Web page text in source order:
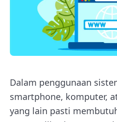
Dalam penggunaan
smartphone, komputer,
yang lain pasti